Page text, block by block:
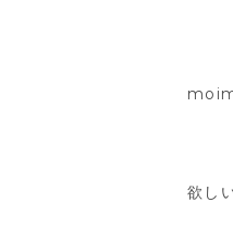
欲し